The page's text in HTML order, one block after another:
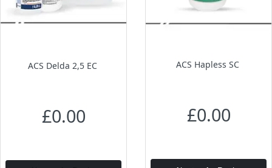
ACS Delda 2,5 EC
£0.00
ACS Hapless SC
£0.00